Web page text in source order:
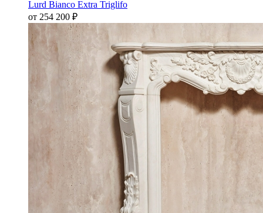
Lurd Bianco Extra Triglifo
от 254 200 ₽